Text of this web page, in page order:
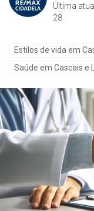
Última
28
Estilos de vida em
Saúde em Cascais e